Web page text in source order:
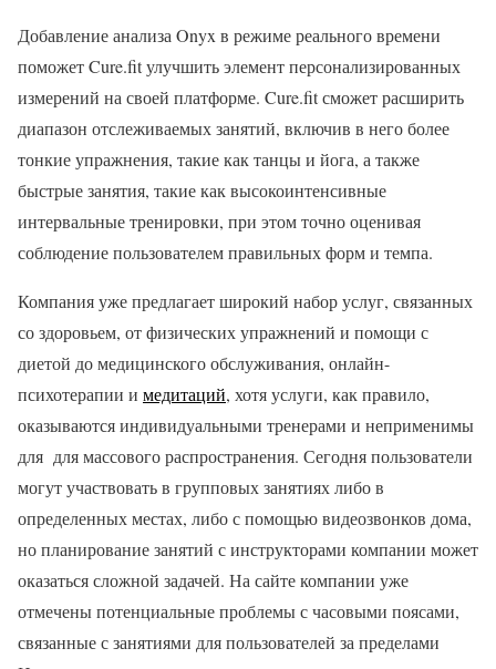
Добавление анализа Onyx в режиме реального времени
поможет Cure.fit улучшить элемент персонализированных
измерений на своей платформе. Cure.fit сможет расширить
диапазон отслеживаемых занятий, включив в него более
тонкие упражнения, такие как танцы и йога, а также
быстрые занятия, такие как высокоинтенсивные
интервальные тренировки, при этом точно оценивая
соблюдение пользователем правильных форм и темпа.
Компания уже предлагает широкий набор услуг, связанных
со здоровьем, от физических упражнений и помощи с
диетой до медицинского обслуживания, онлайн-
психотерапии и медитаций, хотя услуги, как правило,
оказываются индивидуальными тренерами и неприменимы
для для массового распространения. Сегодня пользователи
могут участвовать в групповых занятиях либо в
определенных местах, либо с помощью видеозвонков дома,
но планирование занятий с инструкторами компании может
оказаться сложной задачей. На сайте компании уже
отмечены потенциальные проблемы с часовыми поясами,
связанные с занятиями для пользователей за пределами